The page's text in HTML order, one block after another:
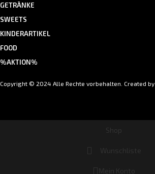
GETRÄNKE
SWEETS
KINDERARTIKEL
FOOD
%AKTION%
Copyright © 2024 Alle Rechte vorbehalten. Created by
Shop
Wunschliste
Mein Konto